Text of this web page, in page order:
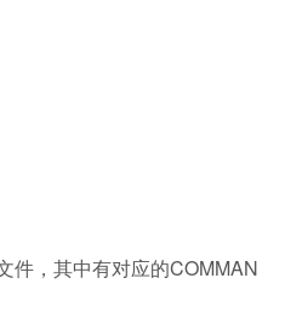
件，其中有对应的COMMAN